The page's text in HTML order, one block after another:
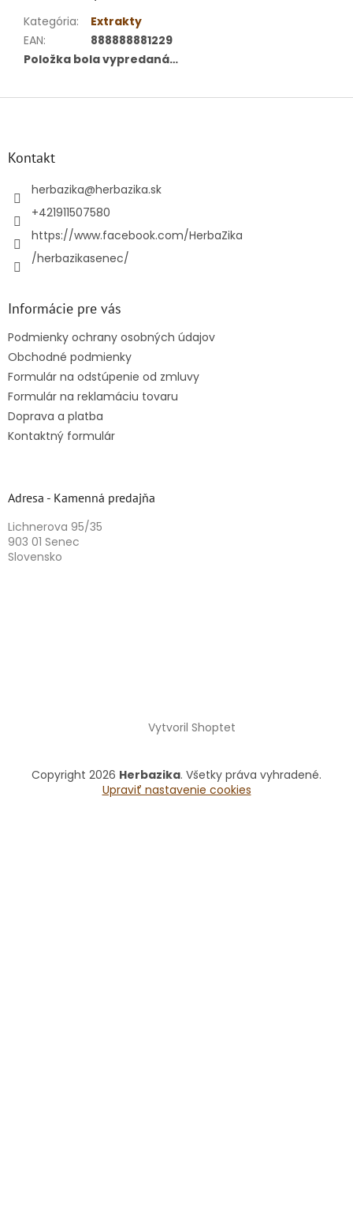
Kategória:
Extrakty
EAN:
888888881229
Položka bola vypredaná…
Kontakt
herbazika@herbazika.sk
+421911507580
https://www.facebook.com/HerbaZika
/herbazikasenec/
Informácie pre vás
Podmienky ochrany osobných údajov
Obchodné podmienky
Formulár na odstúpenie od zmluvy
Formulár na reklamáciu tovaru
Doprava a platba
Kontaktný formulár
Adresa - Kamenná predajňa
Lichnerova 95/35
903 01 Senec
Slovensko
Vytvoril Shoptet
Copyright 2026 Herbazika. Všetky práva vyhradené.
Upraviť nastavenie cookies